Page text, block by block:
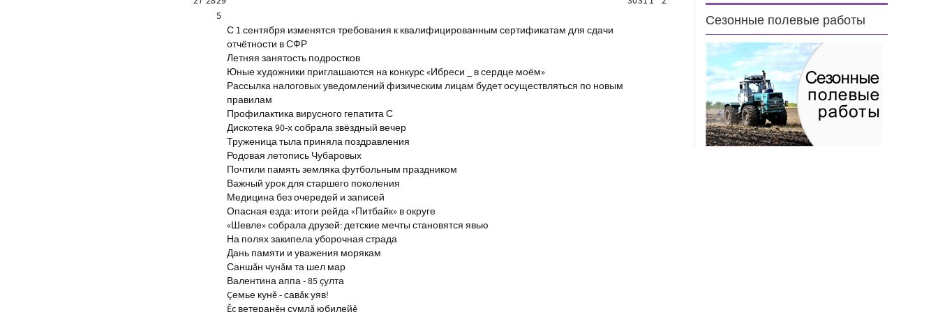
5
С 1 сентября изменятся требования к квалифицированным сертификатам для сдачи
отчётности в СФР
Летняя занятость подростков
Юные художники приглашаются на конкурс «Ибреси _ в сердце моём»
Рассылка налоговых уведомлений физическим лицам будет осуществляться по новым
правилам
Профилактика вирусного гепатита С
Дискотека 90-х собрала звёздный вечер
Труженица тыла приняла поздравления
Родовая летопись Чубаровых
Почтили память земляка футбольным праздником
Важный урок для старшего поколения
Медицина без очередей и записей
Опасная езда: итоги рейда «Питбайк» в округе
«Шевле» собрала друзей: детские мечты становятся явью
На полях закипела уборочная страда
Дань памяти и уважения морякам
Саншăн чунăм та шел мар
Валентина аппа - 85 çулта
Çемье кунĕ - савăк уяв!
Ĕç ветеранĕн сумлă юбилейĕ
Сезонные полевые работы